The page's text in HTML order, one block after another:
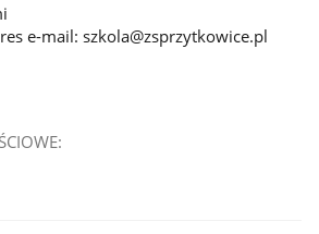
e-mail: szkola@zsprzytkowice.pl